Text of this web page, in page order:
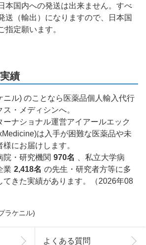
本国内への発送は出来ません。すべ
送（輸出）になりますので、日本国
指定願います。
績
ニル) のことなら医薬品個人輸入代行
・メディシンへ。
ーナショナル運営アイアールエック
は入手が困難な医薬品や未
にお届けします。
院・研究機関 970名
、私立大学病
業 2,418名 の先生・研究者方等に多
てきた実績があります。（2026年08
ラケニル)
よくある質問